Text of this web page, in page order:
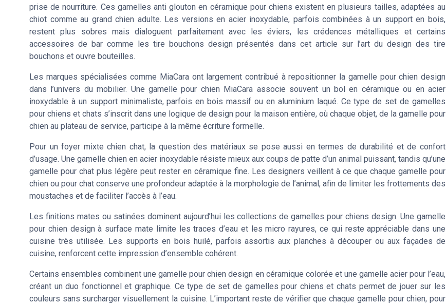
prise de nourriture. Ces gamelles anti glouton en céramique pour chiens existent en plusieurs tailles, adaptées au
chiot comme au grand chien adulte. Les versions en acier inoxydable, parfois combinées à un support en bois,
restent plus sobres mais dialoguent parfaitement avec les éviers, les crédences métalliques et certains
accessoires de bar comme les tire bouchons design présentés dans cet article sur l’art du design des tire
bouchons et ouvre bouteilles.
Les marques spécialisées comme MiaCara ont largement contribué à repositionner la gamelle pour chien design
dans l’univers du mobilier. Une gamelle pour chien MiaCara associe souvent un bol en céramique ou en acier
inoxydable à un support minimaliste, parfois en bois massif ou en aluminium laqué. Ce type de set de gamelles
pour chiens et chats s’inscrit dans une logique de design pour la maison entière, où chaque objet, de la gamelle pour
chien au plateau de service, participe à la même écriture formelle.
Pour un foyer mixte chien chat, la question des matériaux se pose aussi en termes de durabilité et de confort
d’usage. Une gamelle chien en acier inoxydable résiste mieux aux coups de patte d’un animal puissant, tandis qu’une
gamelle pour chat plus légère peut rester en céramique fine. Les designers veillent à ce que chaque gamelle pour
chien ou pour chat conserve une profondeur adaptée à la morphologie de l’animal, afin de limiter les frottements des
moustaches et de faciliter l’accès à l’eau.
Les finitions mates ou satinées dominent aujourd’hui les collections de gamelles pour chiens design. Une gamelle
pour chien design à surface mate limite les traces d’eau et les micro rayures, ce qui reste appréciable dans une
cuisine très utilisée. Les supports en bois huilé, parfois assortis aux planches à découper ou aux façades de
cuisine, renforcent cette impression d’ensemble cohérent.
Certains ensembles combinent une gamelle pour chien design en céramique colorée et une gamelle acier pour l’eau,
créant un duo fonctionnel et graphique. Ce type de set de gamelles pour chiens et chats permet de jouer sur les
couleurs sans surcharger visuellement la cuisine. L’important reste de vérifier que chaque gamelle pour chien, pour